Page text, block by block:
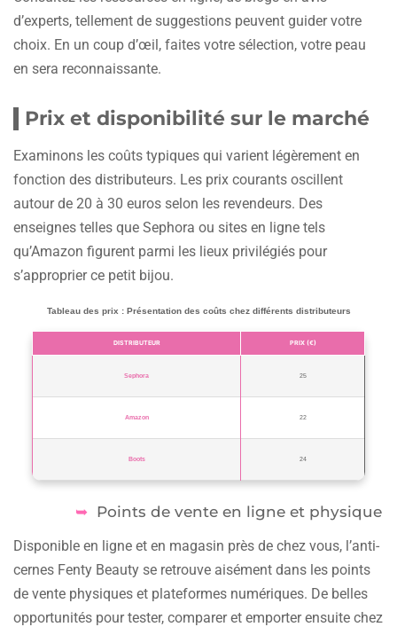
d’experts, tellement de suggestions peuvent guider votre
choix. En un coup d’œil, faites votre sélection, votre peau
en sera reconnaissante.
Prix et disponibilité sur le marché
Examinons les coûts typiques qui varient légèrement en
fonction des distributeurs. Les prix courants oscillent
autour de 20 à 30 euros selon les revendeurs. Des
enseignes telles que Sephora ou sites en ligne tels
qu’Amazon figurent parmi les lieux privilégiés pour
s’approprier ce petit bijou.
Tableau des prix : Présentation des coûts chez différents distributeurs
DISTRIBUTEUR PRIX (€)
Sephora 25
Amazon 22
Boots 24
Points de vente en ligne et physique
Disponible en ligne et en magasin près de chez vous, l’anti-
cernes Fenty Beauty se retrouve aisément dans les points
de vente physiques et plateformes numériques. De belles
opportunités pour tester, comparer et emporter ensuite chez